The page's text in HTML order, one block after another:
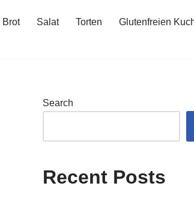
Brot Salat Torten
Glutenfreien
Search
Recent Posts